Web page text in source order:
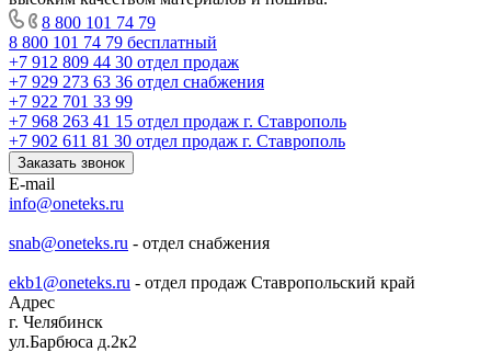
8 800 101 74 79
8 800 101 74 79 бесплатный
+7 912 809 44 30 отдел продаж
+7 929 273 63 36 отдел снабжения
+7 922 701 33 99
+7 968 263 41 15 отдел продаж г. Ставрополь
+7 902 611 81 30 отдел продаж г. Ставрополь
Заказать звонок
E-mail
info@oneteks.ru
snab@oneteks.ru - отдел снабжения
ekb1@oneteks.ru - отдел продаж Ставропольский край
Адрес
г. Челябинск
ул.Барбюса д.2к2